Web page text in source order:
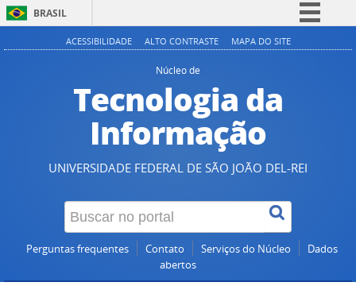
BRASIL
Simplifique!
Participe
Acesso à informação
Legislação
Canais
ACESSIBILIDADE ALTO CONTRASTE MAPA DO SITE
Núcleo de
Tecnologia da
Informação
UNIVERSIDADE FEDERAL DE SÃO JOÃO DEL-REI
Perguntas frequentes Contato Serviços do Núcleo
Dados
abertos